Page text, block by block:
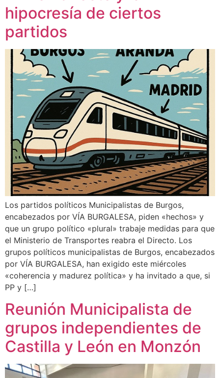
hipocresía de ciertos
partidos
Los partidos políticos Municipalistas de Burgos,
encabezados por VÍA BURGALESA, piden «hechos» y
que un grupo político «plural» trabaje medidas para que
el Ministerio de Transportes reabra el Directo. Los
grupos políticos municipalistas de Burgos, encabezados
por VÍA BURGALESA, han exigido este miércoles
«coherencia y madurez política» y ha invitado a que, si
PP y […]
Reunión Municipalista de
grupos independientes de
Castilla y León en Monzón